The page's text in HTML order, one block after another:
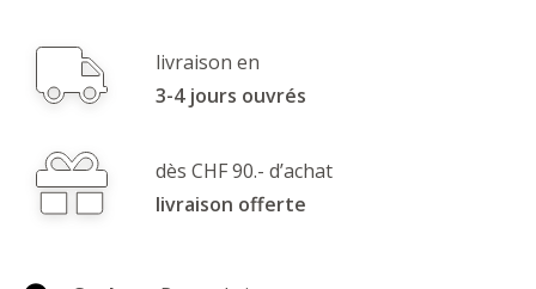
livraison en
3-4 jours ouvrés
dès CHF 90.- d’achat
livraison offerte